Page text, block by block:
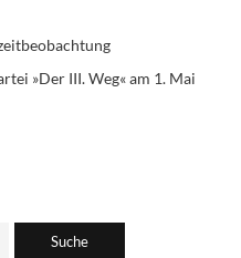
»Der III. Weg« am 1. Mai